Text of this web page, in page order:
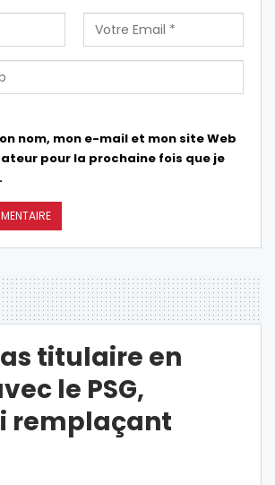
nom, mon e-mail et mon site Web
pour la prochaine fois que je
titulaire en
le PSG,
remplaçant